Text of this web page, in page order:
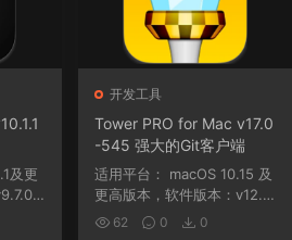
开发工具
Tower PRO for Mac v17.0
-545 强大的Git客户端
适用平台： macOS 10.15 及
更高版本，软件版本：v12.5.
2(466) macOS 1...
62 0 0